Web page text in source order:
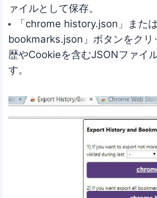
ァイルとして保存。
「chrome history.json」また
bookmarks.json」ボタンをクリ
歴やCookieを含むJSONファイ
す。